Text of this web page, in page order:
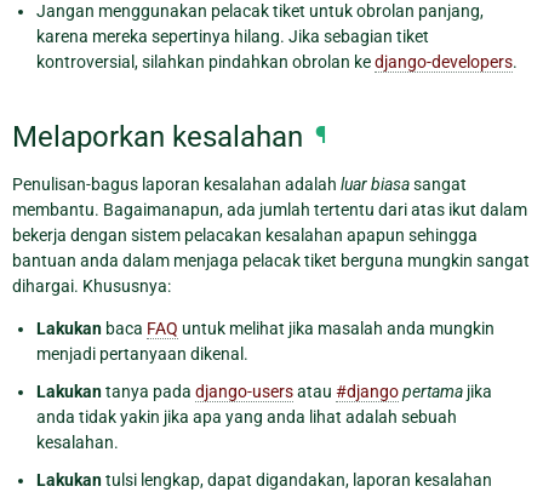
Jangan menggunakan pelacak tiket untuk obrolan panjang,
karena mereka sepertinya hilang. Jika sebagian tiket
kontroversial, silahkan pindahkan obrolan kedjango-developers.
Melaporkan kesalahan ¶
Penulisan-bagus laporan kesalahan adalah luar biasasangat
membantu. Bagaimanapun, ada jumlah tertentu dari atas ikut dalam
bekerja dengan sistem pelacakan kesalahan apapun sehingga
bantuan anda dalam menjaga pelacak tiket berguna mungkin sangat
dihargai. Khususnya:
Lakukan baca FAQ untuk melihat jika masalah anda mungkin
menjadi pertanyaan dikenal.
Lakukantanya pada django-usersatau #djangopertama jika
anda tidak yakin jika apa yang anda lihat adalah sebuah
kesalahan.
Lakukantulsi lengkap, dapat digandakan, laporan kesalahan